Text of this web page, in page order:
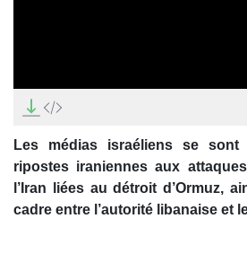
seconds
0
seconds
Les médias israéliens se
ripostes iraniennes aux
l’Iran liées au détroit d’Ormuz,
cadre entre l’autorité libanaise et